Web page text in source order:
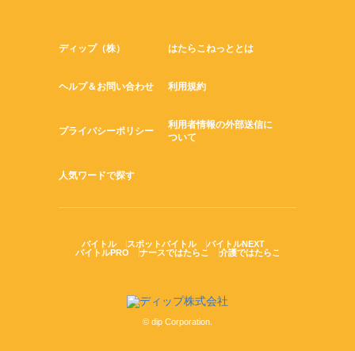
ディップ（株） はたらこねっととは
ヘルプ＆お問い合わせ 利用規約
プライバシーポリシー
利用者情報の外部送信に
ついて
人気ワードで探す
バイトル スポットバイトル
バイトルNEXT
バイトルPRO
ナースではたらこ 介護ではたらこ
© dip Corporation.